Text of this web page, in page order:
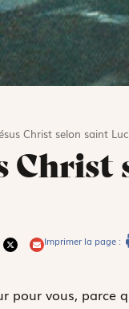
Christ selon saint
Imprimer la page :
pour vous, parce